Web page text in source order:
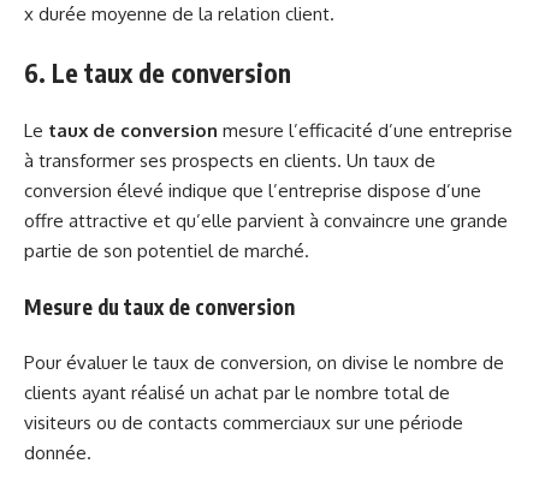
x durée moyenne de la relation client.
6. Le taux de conversion
Le taux de conversion mesure l’efficacité d’une entreprise
à transformer ses prospects en clients. Un taux de
conversion élevé indique que l’entreprise dispose d’une
offre attractive et qu’elle parvient à convaincre une grande
partie de son potentiel de marché.
Mesure du taux de conversion
Pour évaluer le taux de conversion, on divise le nombre de
clients ayant réalisé un achat par le nombre total de
visiteurs ou de contacts commerciaux sur une période
donnée.